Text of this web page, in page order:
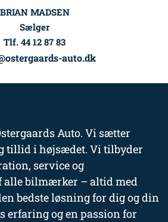
BRIAN MADSEN
Sælger
Tlf. 44 12 87 83
auto.dk
Auto. Vi sætter
tillid i højsædet. Vi tilbyder
service og
alle bilmærker – altid med
bedste løsning for dig og din
erfaring og en passion for